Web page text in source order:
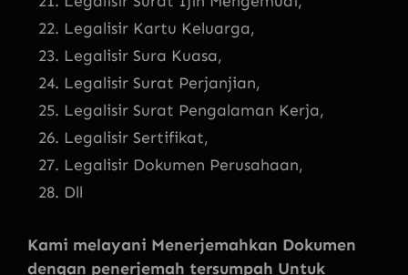
Legalisir Kartu Keluarga,
Legalisir Sura Kuasa,
Legalisir Surat Perjanjian,
Legalisir Surat Pengalaman Kerja,
Legalisir Sertifikat,
Legalisir Dokumen Perusahaan,
Dll
Kami melayani Menerjemahkan Dokumen
dengan penerjemah tersumpah Untuk